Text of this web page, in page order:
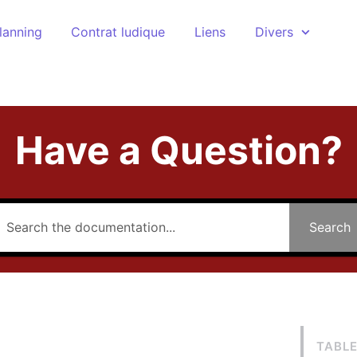
Contrat ludique Liens Divers
Have a Question?
Search